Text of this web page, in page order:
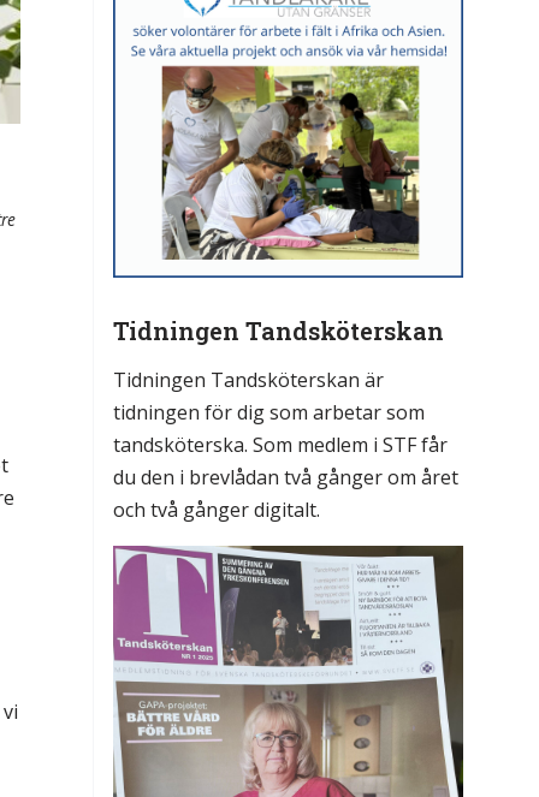
Tidningen Tandsköterskan
Tidningen Tandsköterskan är
tidningen för dig som arbetar som
tandsköterska. Som medlem i STF får
du den i brevlådan två gånger om året
och två gånger digitalt.